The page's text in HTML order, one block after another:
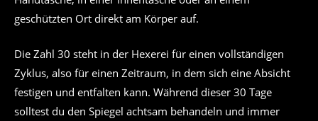
geschützten Ort direkt am Körper auf.
Die Zahl 30 steht in der Hexerei für einen vollständigen
Zyklus, also für einen Zeitraum, in dem sich eine Absicht
festigen und entfalten kann. Während dieser 30 Tage
solltest du den Spiegel achtsam behandeln und immer